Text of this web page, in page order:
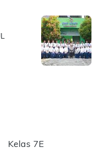
Kelas 7E